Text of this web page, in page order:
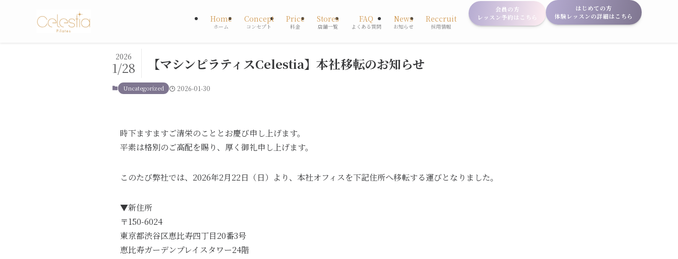
Home
ホーム
Concept
コンセプト
Price
料金
Stores
店舗一覧
FAQ
よくある質問
News
お知らせ
Reccruit
採用情報
会員の方
レッスン予約はこちら
はじめての方
体験レッスンの詳細はこちら
【マシンピラティスCelestia】本社移転のお知らせ
2026
1/28
Uncategorized 2026-01-30
時下ますますご清栄のこととお慶び申し上げます。
平素は格別のご高配を賜り、厚く御礼申し上げます。
このたび弊社では、2026年2月22日（日）より、本社オフィスを下記住所へ移転する運びとなりました。
▼新住所
〒150-6024
東京都渋谷区恵比寿四丁目20番3号
恵比寿ガーデンプレイスタワー24階